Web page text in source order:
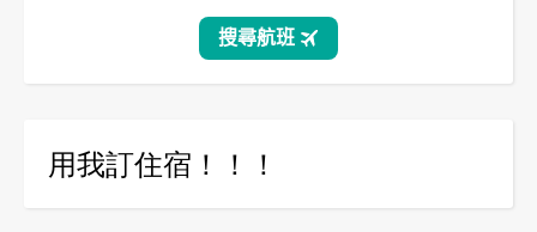
用我訂住宿！！！